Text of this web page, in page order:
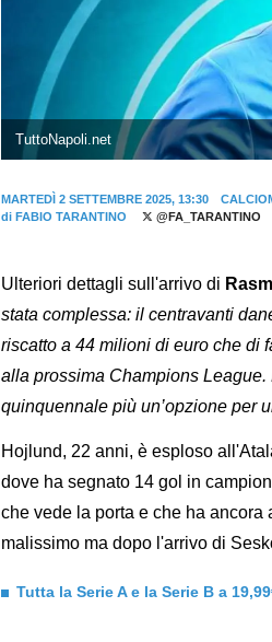
TuttoNapoli.net
MARTEDÌ 2 SETTEMBRE 2025, 13:30
di FABIO TARANTINO @FA_TARANTINO
Ulteriori dettagli sull'arrivo di
stata complessa: il centravanti
riscatto a 44 milioni di euro che di
alla prossima Champions
quinquennale più un’opzione per
Hojlund, 22 anni, è esploso
dove ha segnato 14 gol in
che vede la porta e che ha
malissimo ma dopo l'arrivo di
Tutta la Serie A e la Serie B a